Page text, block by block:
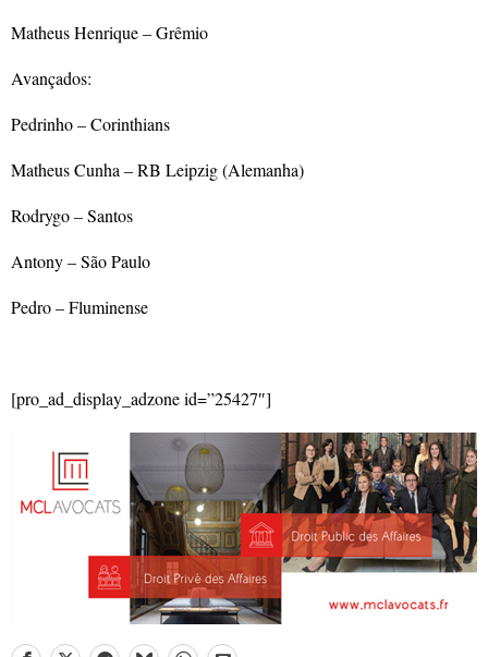
Matheus Henrique – Grêmio
Avançados:
Pedrinho – Corinthians
Matheus Cunha – RB Leipzig (Alemanha)
Rodrygo – Santos
Antony – São Paulo
Pedro – Fluminense​
[pro_ad_display_adzone id=”25427″]